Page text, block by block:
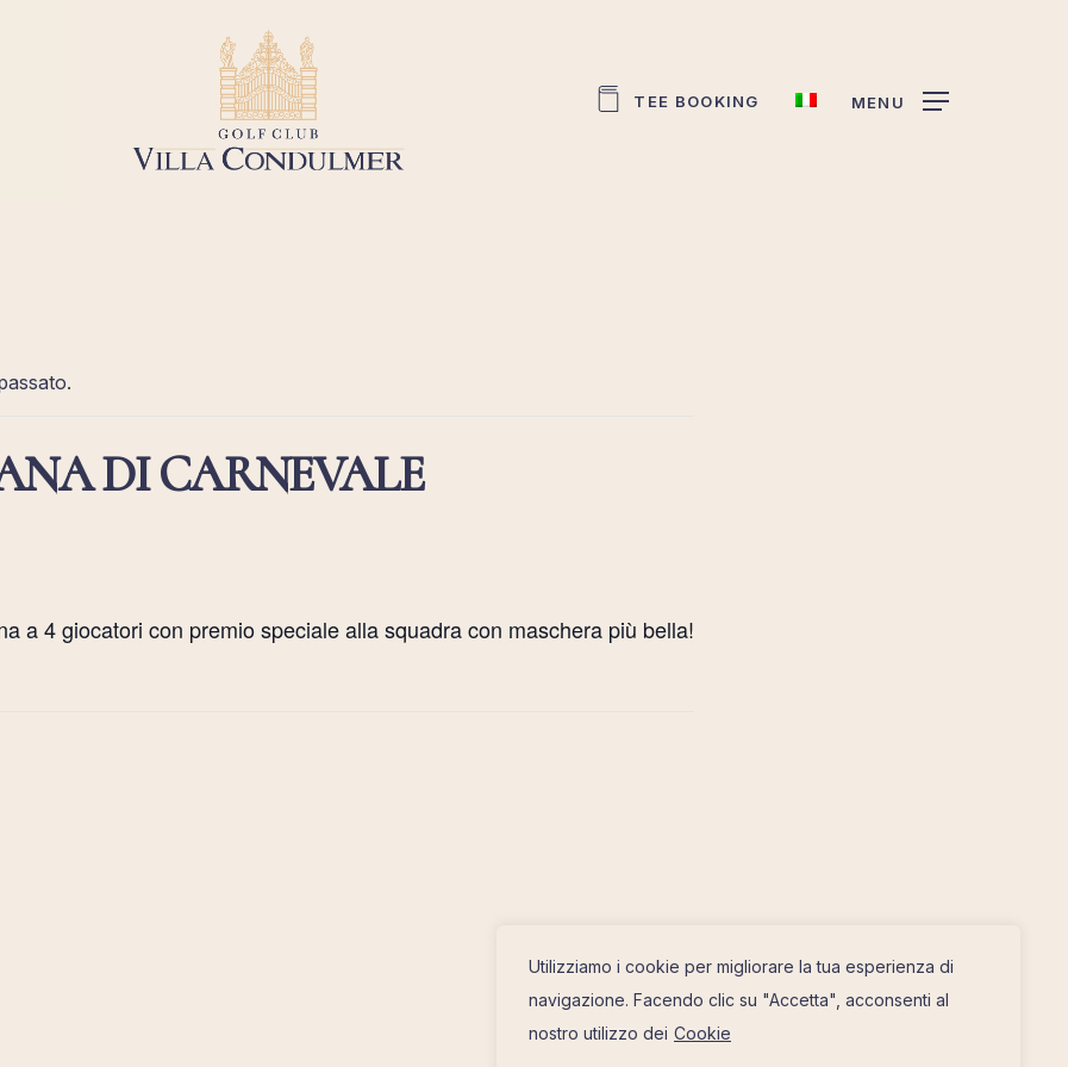
Utilizziamo i cookie per migliorare la tua esperienza di
navigazione. Facendo clic su "Accetta", acconsenti al
nostro utilizzo dei Cookie
TEE BOOKING MENU
DI CARNEVALE
a 4 giocatori con premio speciale alla squadra con maschera più bella!